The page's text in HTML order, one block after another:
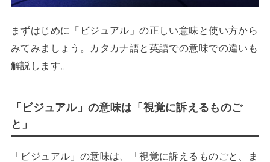
まずはじめに「ビジュアル」の正しい意味と使い方から
みてみましょう。カタカナ語と英語での意味での違いも
解説します。
「ビジュアル」の意味は「視覚に訴えるものご
と」
「ビジュアル」の意味は、「視覚に訴えるものごと、ま